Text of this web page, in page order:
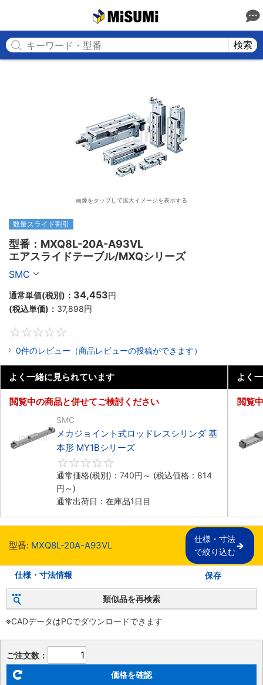
検索
画像をタップして拡大イメージを表示する
数量スライド割引
型番：MXQ8L-20A-A93VL
エアスライドテーブル/MXQシリーズ
SMC
通常単価(税別)： 34,453円
(税込単価)： 37,898円
0件のレビュー（商品レビューの投稿ができます）
よく一緒に見られています
閲覧中の商品と併せてご検討ください
SMC
メカジョイント式ロッドレスシリンダ 基
本形 MY1Bシリーズ
通常価格(税別)： 740円 ～ (税込価格： 814
円 ～)
通常出荷日：在庫品1日目
よく
閲覧
型番: MXQ8L-20A-A93VL
仕様・寸法
で絞り込む
仕様・寸法情報 保存
類似品を再検索
※CADデータはPCでダウンロードできます
ご注文数：
価格を確認